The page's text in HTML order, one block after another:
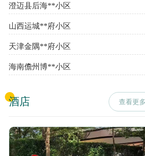
澄迈县后海**小区
山西运城**府小区
天津金隅**府小区
海南儋州博**小区
酒店 查看更多